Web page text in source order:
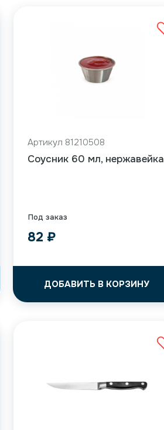
Под заказ
Артикул 81210508
Соусник 60 мл, нержавейка
82 ₽
ДОБАВИТЬ В КОРЗИНУ